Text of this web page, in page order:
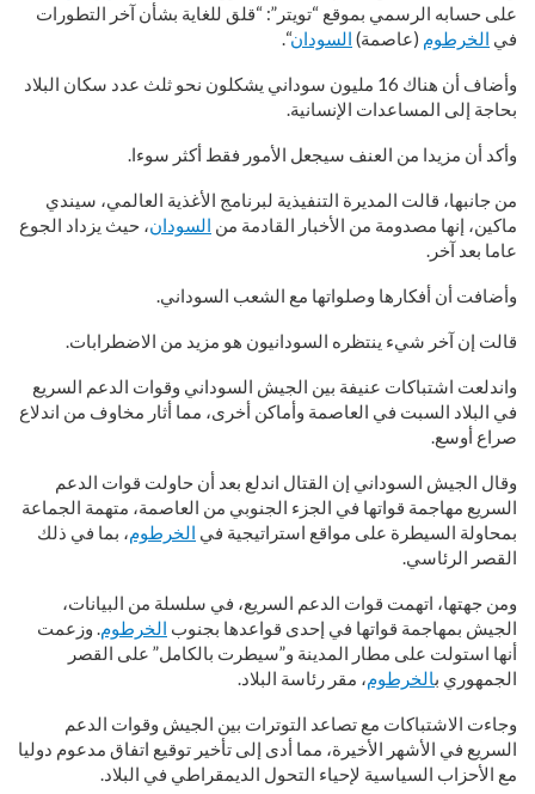
على حسابه الرسمي بموقع “تويتر”: “قلق للغاية بشأن آخر التطورات
في الخرطوم (عاصمة) السودان“.
وأضاف أن هناك 16 مليون سوداني يشكلون نحو ثلث عدد سكان البلاد
بحاجة إلى المساعدات الإنسانية.
وأكد أن مزيدا من العنف سيجعل الأمور فقط أكثر سوءا.
من جانبها، قالت المديرة التنفيذية لبرنامج الأغذية العالمي، سيندي
ماكين، إنها مصدومة من الأخبار القادمة من السودان، حيث يزداد الجوع
عاما بعد آخر.
وأضافت أن أفكارها وصلواتها مع الشعب السوداني.
قالت إن آخر شيء ينتظره السودانيون هو مزيد من الاضطرابات.
واندلعت اشتباكات عنيفة بين الجيش السوداني وقوات الدعم السريع
في البلاد السبت في العاصمة وأماكن أخرى، مما أثار مخاوف من اندلاع
صراع أوسع.
وقال الجيش السوداني إن القتال اندلع بعد أن حاولت قوات الدعم
السريع مهاجمة قواتها في الجزء الجنوبي من العاصمة، متهمة الجماعة
بمحاولة السيطرة على مواقع استراتيجية في الخرطوم، بما في ذلك
القصر الرئاسي.
ومن جهتها، اتهمت قوات الدعم السريع، في سلسلة من البيانات،
الجيش بمهاجمة قواتها في إحدى قواعدها بجنوب الخرطوم . وزعمت
أنها استولت على مطار المدينة و”سيطرت بالكامل” على القصر
الجمهوري ب‍الخرطوم، مقر رئاسة البلاد.
وجاءت الاشتباكات مع تصاعد التوترات بين الجيش وقوات الدعم
السريع في الأشهر الأخيرة، مما أدى إلى تأخير توقيع اتفاق مدعوم دوليا
مع الأحزاب السياسية لإحياء التحول الديمقراطي في البلاد.